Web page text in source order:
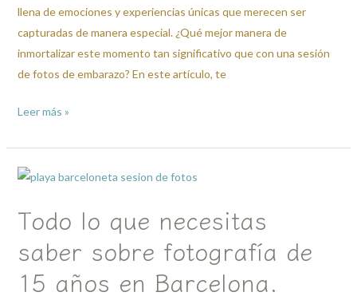
llena de emociones y experiencias únicas que merecen ser
capturadas de manera especial. ¿Qué mejor manera de
inmortalizar este momento tan significativo que con una sesión
de fotos de embarazo? En este artículo, te
Vida
Leer más »
Todo lo que necesitas
saber sobre fotografía de
15 años en Barcelona.
Todo
que
saber
sobre